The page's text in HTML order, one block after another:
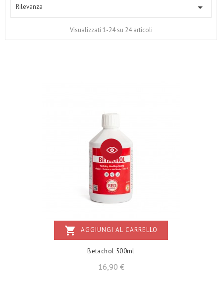
Rilevanza 
Visualizzati 1-24 su 24 articoli
shopping_cart AGGIUNGI AL CARRELLO
Betachol 500ml
16,90 €Prezzo